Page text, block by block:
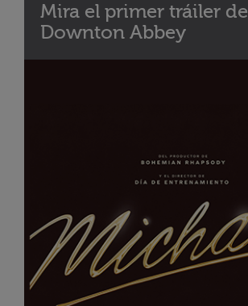
Mira el primer tráiler de
Downton Abbey